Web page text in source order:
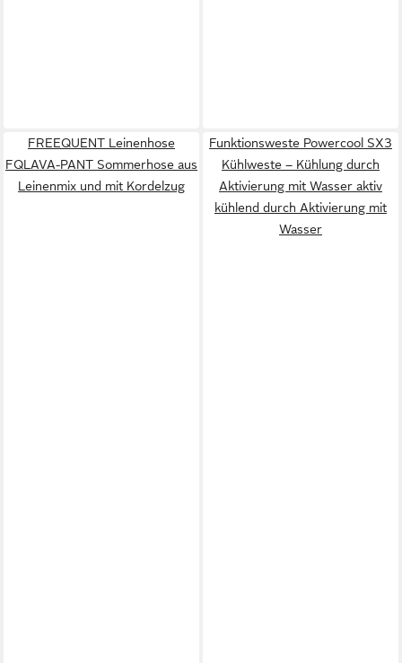
FREEQUENT Leinenhose
FQLAVA-PANT Sommerhose aus
Leinenmix und mit Kordelzug
Funktionsweste Powercool SX3
Kühlweste – Kühlung durch
Aktivierung mit Wasser aktiv
kühlend durch Aktivierung mit
Wasser